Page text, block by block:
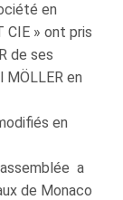
en
CIE » ont pris
de ses
en
en
a
de Monaco